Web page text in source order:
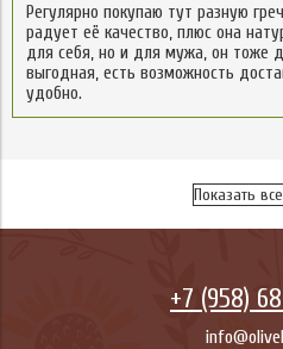
Регулярно покупаю тут разную
радует её качество, плюс она
для себя, но и для мужа, он тоже
выгодная, есть возможность
удобно.
Показать
+7 (958)